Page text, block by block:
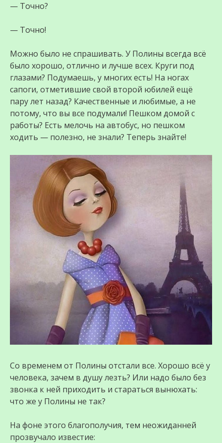
— Точно?
— Точно!
Можно было не спрашивать. У Полины всегда всё
было хорошо, отлично и лучше всех. Круги под
глазами? Подумаешь, у многих есть! На ногах
сапоги, отметившие свой второй юбилей ещё
пару лет назад? Качественные и любимые, а не
потому, что вы все подумали! Пешком домой с
работы? Есть мелочь на автобус, но пешком
ходить — полезно, не знали? Теперь знайте!
Со временем от Полины отстали все. Хорошо всё у
человека, зачем в душу лезть? Или надо было без
звонка к ней приходить и стараться вынюхать:
что же у Полины не так?
На фоне этого благополучия, тем неожиданней
прозвучало известие: